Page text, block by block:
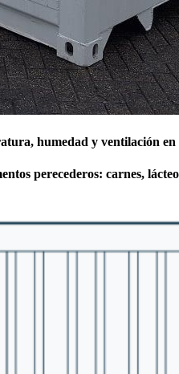
humedad y ventilación
perecederos: carnes,